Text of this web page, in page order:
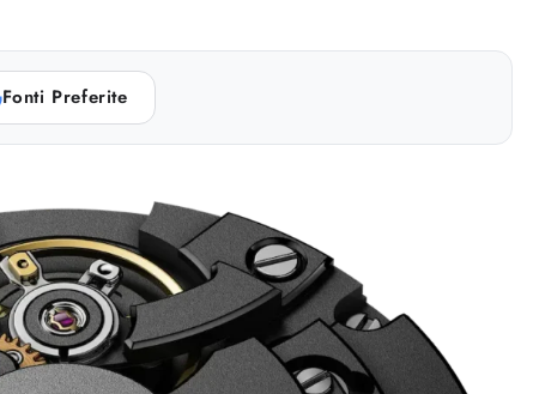
Fonti Preferite